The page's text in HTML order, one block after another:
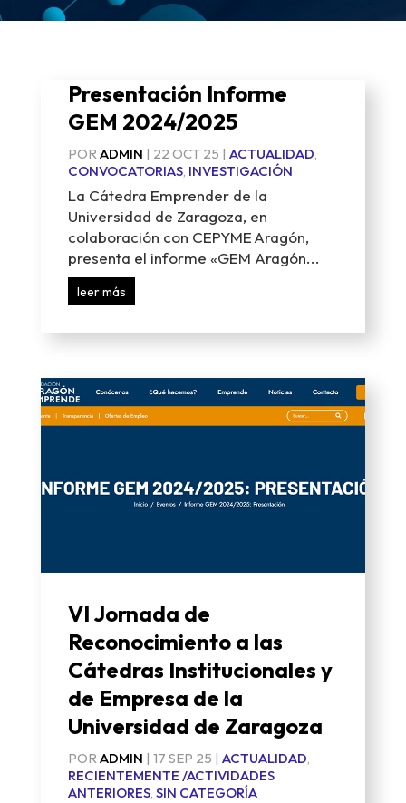
Presentación Informe
GEM 2024/2025
PORADMIN | 22 OCT 25 | ACTUALIDAD,
CONVOCATORIAS, INVESTIGACIÓN
La Cátedra Emprender de la
Universidad de Zaragoza, en
colaboración con CEPYME Aragón,
presenta el informe «GEM Aragón...
leer más
VI Jornada de
Reconocimiento a las
Cátedras Institucionales y
de Empresa de la
Universidad de Zaragoza
PORADMIN | 17 SEP 25 | ACTUALIDAD,
RECIENTEMENTE /ACTIVIDADES
ANTERIORES, SIN CATEGORÍA